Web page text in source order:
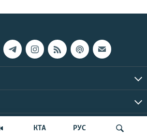
КТА РУС
© Крим.Реалії, 2026 | Усі права застережено.